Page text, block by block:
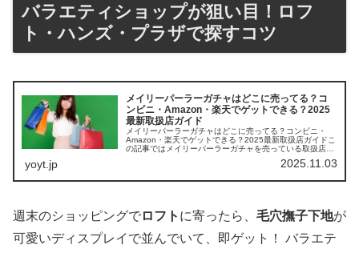
バラエティショップが狙い目！ロフ
ト・ハンズ・プラザで探すコツ
メイリーパーラーガチャはどこに売ってる？コ
ンビニ・Amazon・楽天でゲットできる？2025
最新取扱店ガイド
メイリーパーラーガチャはどこに売ってる？コンビニ・
Amazon・楽天でゲットできる？2025最新取扱店ガイドこ
の記事ではメイリーパーラーガチャを売っている取扱店
yoyt.jp 2025.11.03
週末のショッピングでロフト に寄ったら、 毛穴撫子下地が
可愛いディスプレイで並んでいて、即ゲット！ バラエテ